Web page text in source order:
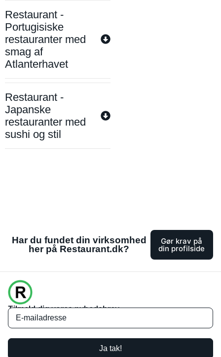
Restaurant -
Portugisiske
restauranter med
smag af
Atlanterhavet
Restaurant -
Japanske
restauranter med
sushi og stil
Har du fundet din virksomhed
her på Restaurant.dk?
Gør krav på
din profilside
Tilmeld dig vores nyhedsbrev
Ja tak!